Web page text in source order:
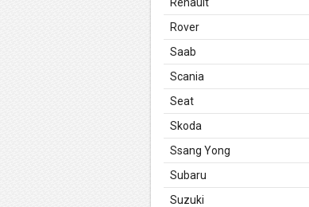
Rover
Saab
Scania
Seat
Skoda
Ssang Yong
Subaru
Suzuki